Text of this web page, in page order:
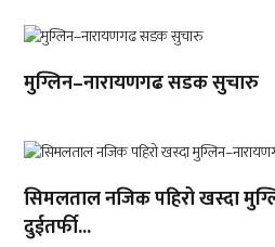
मुग्लिन–नारायणगढ सडक सुचारु
सिमलताल नजिक पहिरो खस्दा
दुईतर्फी...